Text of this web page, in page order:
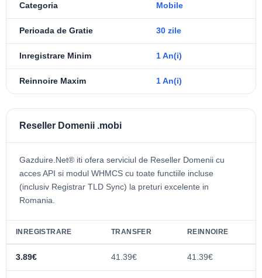
Categoria Mobile
Perioada de Gratie 30 zile
Inregistrare Minim 1 An(i)
Reinnoire Maxim 1 An(i)
Reseller Domenii .mobi
Gazduire.Net® iti ofera serviciul de Reseller Domenii cu
acces API si modul WHMCS cu toate functiile incluse
(inclusiv Registrar TLD Sync) la preturi excelente in
Romania.
INREGISTRARE TRANSFER REINNOIRE
3.89€ 41.39€ 41.39€